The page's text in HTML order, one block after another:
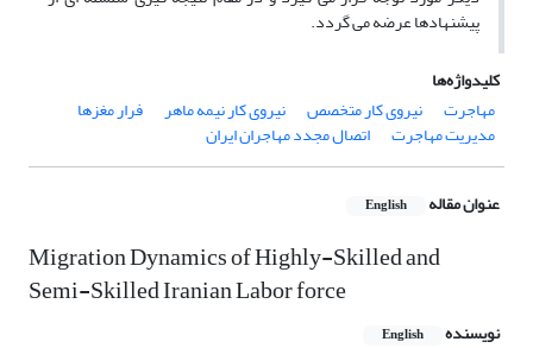
پیشنهادها عرضه می گردد.
کلیدواژه‌ها
مهاجرت
نیروی کار متخصص نیروی کار نیمه ماهر فرار مغزها
مدیریت مهاجرت اتصال مجدد مهاجران ایران
عنوان مقاله English
Migration Dynamics of Highly-Skilled and
Semi-Skilled Iranian Labor force
نویسنده English